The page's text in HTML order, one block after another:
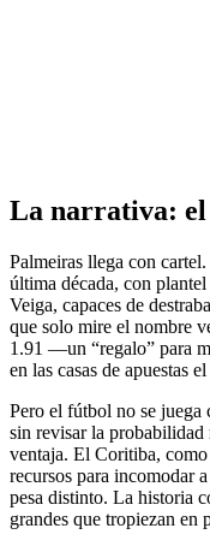
La narrativa: el
Palmeiras llega con
última década, con
Veiga, capaces de
que solo mire el nombre
1.91 —un “regalo” para
en las casas de apuestas
Pero el fútbol no se juega
sin revisar la probabilidad
ventaja. El Coritiba,
recursos para incomodar
pesa distinto. La historia
grandes que tropiezan en